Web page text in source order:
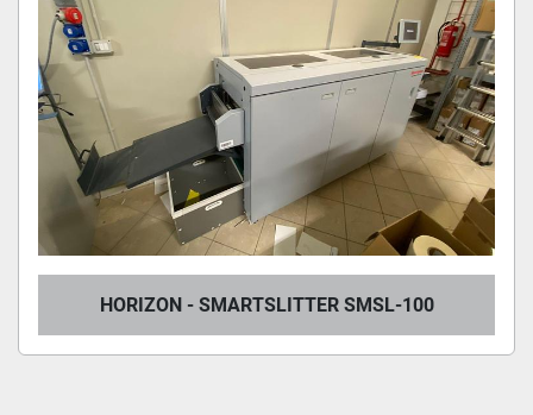
HORIZON - SMARTSLITTER SMSL-100